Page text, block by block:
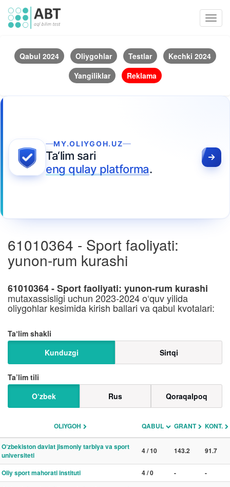
Qabul 2024 Oliygohlar Testlar
Kechki 2024
Yangiliklar
Reklama
MY.OLIYGOH.UZ
Ta‘lim sari
eng qulay platforma.
61010364 - Sport faoliyati:
yunon-rum kurashi
61010364 - Sport faoliyati: yunon-rum kurashi
mutaxassisligi uchun 2023-2024 o‘quv yilida
oliygohlar kesimida kirish ballari va qabul kvotalari:
Taʼlim shakli
Kunduzgi
Sirtqi
Ta’lim tili
O‘zbek
Rus Qoraqalpoq
OLIYGOH QABUL GRANT KONT.
O‘zbekiston davlat jismoniy tarbiya va sport
universiteti
4 / 10 143.2 91.7
Oliy sport mahorati instituti 4 / 0 -
-